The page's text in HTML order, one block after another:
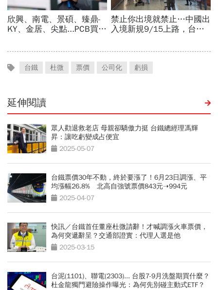
台鐵 杜微 票價 公司化 虧損
延伸閱讀
眾人勸退救老店 母親卻驕傲力挺 台鐵總經理馮輝
昇：讓吃虧變成占便宜
2025-05-07
台鐵票價30年不動，終於要漲了！6月23日調漲、平
均漲幅26.8% 北高自強號票價843元➝994元
2025-04-07
快訊／台鐵首任董座杜微請辭！才喊調漲火車票價，
為何突遞辭呈？交通部證實：代理人選是他
2025-03-15
台泥(1101)、聯電(2303)... 台股7-9月洗盤期買什麼？
杜金龍獨門避險操作曝光：為何先別碰主動式ETF？